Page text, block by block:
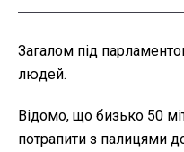
Загалом під
людей.
Відомо, що бизько 50
потрапити з палицями